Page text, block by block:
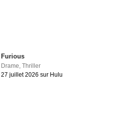
Furious
Drame,Thriller
27 juillet 2026 sur Hulu